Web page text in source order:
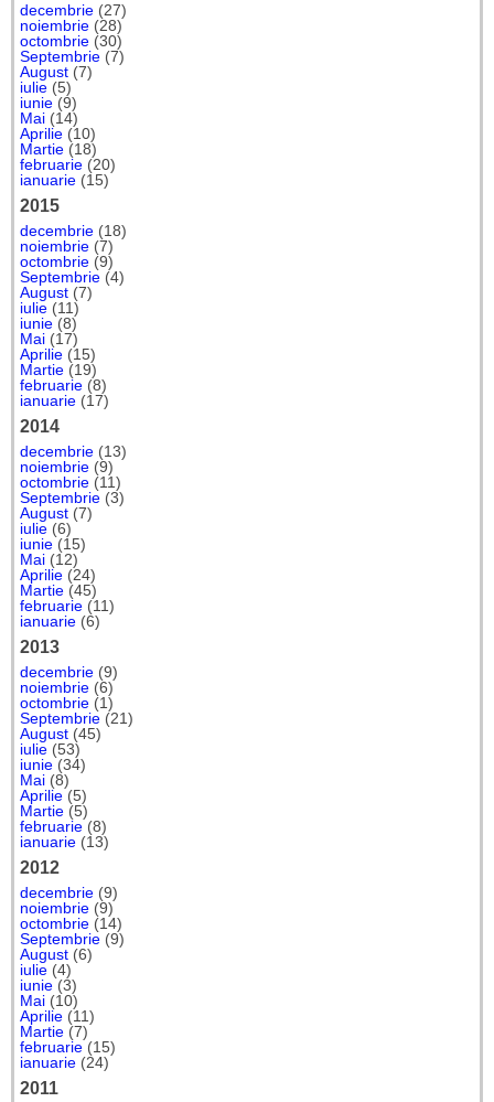
decembrie (27)
noiembrie (28)
octombrie (30)
Septembrie (7)
August (7)
iulie (5)
iunie (9)
Mai (14)
Aprilie (10)
Martie (18)
februarie (20)
ianuarie (15)
2015
decembrie (18)
noiembrie (7)
octombrie (9)
Septembrie (4)
August (7)
iulie (11)
iunie (8)
Mai (17)
Aprilie (15)
Martie (19)
februarie (8)
ianuarie (17)
2014
decembrie (13)
noiembrie (9)
octombrie (11)
Septembrie (3)
August (7)
iulie (6)
iunie (15)
Mai (12)
Aprilie (24)
Martie (45)
februarie (11)
ianuarie (6)
2013
decembrie (9)
noiembrie (6)
octombrie (1)
Septembrie (21)
August (45)
iulie (53)
iunie (34)
Mai (8)
Aprilie (5)
Martie (5)
februarie (8)
ianuarie (13)
2012
decembrie (9)
noiembrie (9)
octombrie (14)
Septembrie (9)
August (6)
iulie (4)
iunie (3)
Mai (10)
Aprilie (11)
Martie (7)
februarie (15)
ianuarie (24)
2011